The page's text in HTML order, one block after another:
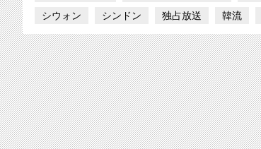
シウォン
シンドン 独占放送 韓流